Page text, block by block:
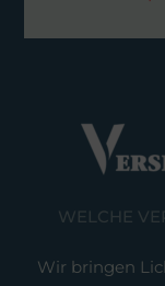
WELCHE
Wir bringen